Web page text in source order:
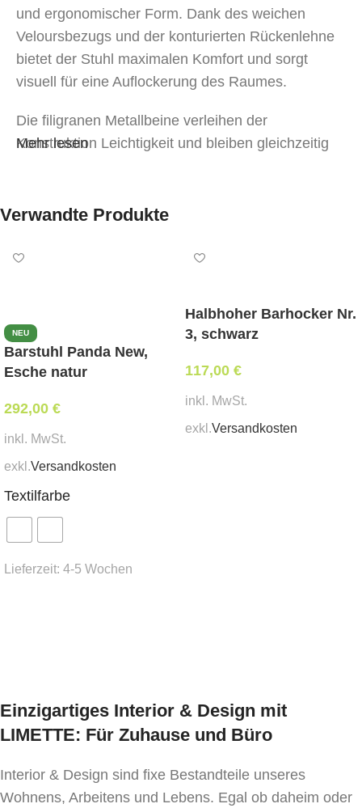
und ergonomischer Form. Dank des weichen
Veloursbezugs und der konturierten Rückenlehne
bietet der Stuhl maximalen Komfort und sorgt
visuell für eine Auflockerung des Raumes.
Die filigranen Metallbeine verleihen der
Konstruktion Leichtigkeit und bleiben gleichzeitig
wie Modern, Scandi, Minimalismus, Neoklassik
Bequeme Rückenlehne mit weicher Sitzfläche
Bezug aus Samtvelours
Leichter und stabiler Metallrahmen
Reiche Palette aktueller Farbnuancen
Der Stuhl Lilo eignet sich perfekt für: Essbereiche,
Schlafzimmer, Arbeitsplätze, Cafés, Salons und
Studios.
Wir bieten eine Farbgestaltung nach RAL-Palette
Mehr lesen
Verwandte Produkte
NEU
Barstuhl Panda New,
Esche natur
292,00 €
inkl. MwSt.
exkl.Versandkosten
Textilfarbe
Lieferzeit: 4-5 Wochen
Halbhoher Barhocker Nr.
3, schwarz
117,00 €
inkl. MwSt.
exkl.Versandkosten
Einzigartiges Interior & Design mit
LIMETTE: Für Zuhause und Büro
Interior & Design sind fixe Bestandteile unseres
Wohnens, Arbeitens und Lebens. Egal ob daheim oder